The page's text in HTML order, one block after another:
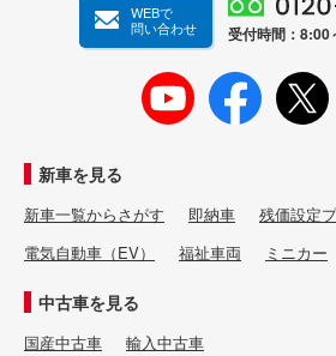
WEBで
問い合わせ
受付時間：8:00
新車を見る
新車一覧からさがす 即納車
残価設定
電気自動車（EV）
福祉車両 ミニカー
中古車を見る
国産中古車 輸入中古車